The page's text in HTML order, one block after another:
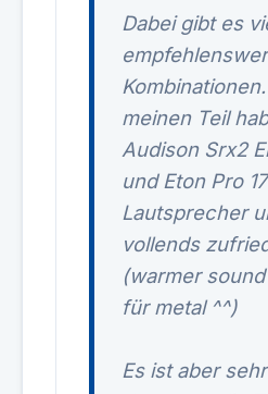
Dabei gibt es
meinen Teil
Audison Srx2
und Eton Pro
Lautsprecher
vollends
(warmer
für metal ^^)
Es ist aber